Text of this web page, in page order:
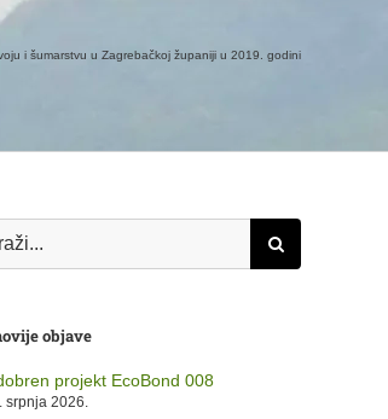
i šumarstvu u Zagrebačkoj županiji u 2019. godini
objave
projekt EcoBond 008
srpnja 2026.